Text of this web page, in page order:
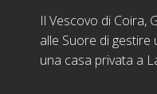
Il Vescovo di Coira,
alle Suore di
una casa privata a